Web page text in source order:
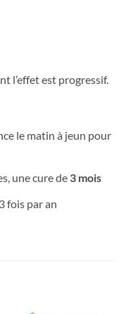
l’effet est progressif.
le matin à jeun pour
une cure de 3 mois
fois par an